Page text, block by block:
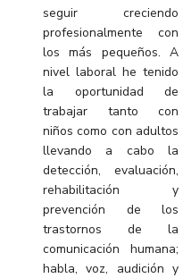
seguir creciendo
profesionalmente con
los más pequeños. A
nivel laboral he tenido
la oportunidad de
trabajar tanto con
niños como con adultos
llevando a cabo la
detección, evaluación,
rehabilitación y
prevención de los
trastornos de la
comunicación humana;
habla, voz, audición y